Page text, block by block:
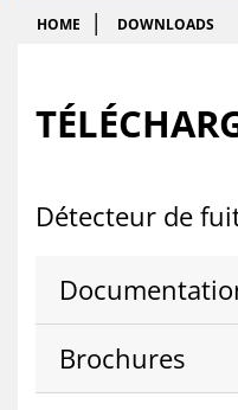
HOME DOWNLOADS
Dé­tec­teur de
Bro­chures